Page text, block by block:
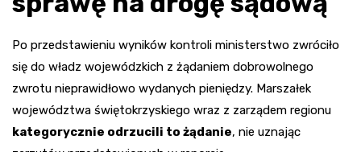
Po przedstawieniu wyników kontroli ministerstwo zwróciło
się do władz wojewódzkich z żądaniem dobrowolnego
zwrotu nieprawidłowo wydanych pieniędzy. Marszałek
województwa świętokrzyskiego wraz z zarządem regionu
kategorycznie odrzucili to żądanie, nie uznając